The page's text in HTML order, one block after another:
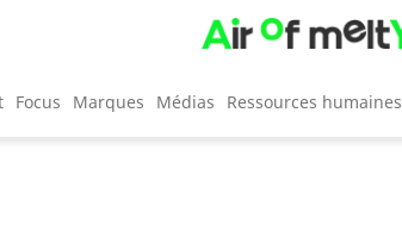
Focus Marques Médias Ressources humaines